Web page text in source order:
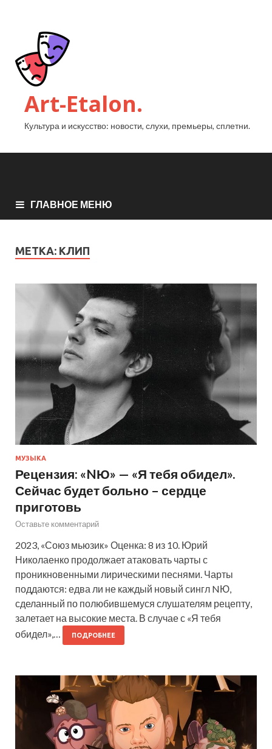
Art-Etalon.
Культура и искусство: новости, слухи, премьеры, сплетни.
ГЛАВНОЕ МЕНЮ
МЕТКА: КЛИП
МУЗЫКА
Рецензия: «NЮ» — «Я тебя обидел».
Сейчас будет больно – сердце
приготовь
Оставьте комментарий
2023, «Союз мьюзик» Оценка: 8 из 10. Юрий
Николаенко продолжает атаковать чарты с
проникновенными лирическими песнями. Чарты
поддаются: едва ли не каждый новый сингл NЮ,
сделанный по полюбившемуся слушателям рецепту,
залетает на высокие места. В случае с «Я тебя
обидел»,…
ПОДРОБНЕЕ